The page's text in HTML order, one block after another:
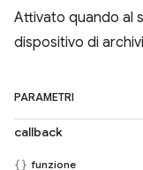
Attivato quando al
dispositivo di
PARAMETRI
callback
funzione